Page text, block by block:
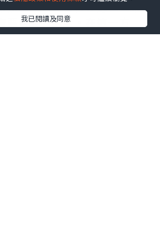
務態度也是旅客在選擇機票
要考慮的因素。在這一方
也表現得十分出色。如果
我已閱讀及同意